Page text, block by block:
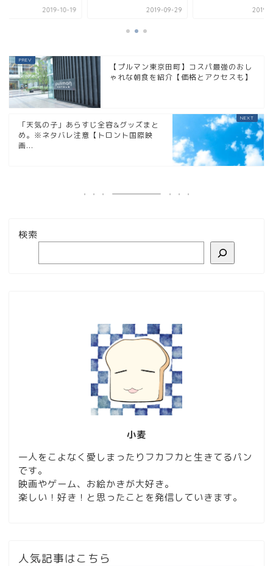
【プルマン東京田町】コスパ最強のおし
ゃれな朝食を紹介【価格とアクセスも】
「天気の子」あらすじ全容&グッズまと
め。※ネタバレ注意【トロント国際映
画...
検索
小麦
一人をこよなく愛しまったりフカフカと生きてるパン
です。
映画やゲーム、お絵かきが大好き。
楽しい！好き！と思ったことを発信していきます。
人気記事はこちら